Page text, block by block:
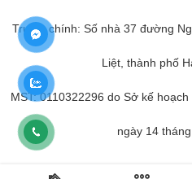
Trụ sở chính: Số nhà 37 đường
Liệt, thành phố
MST: 0110322296 do Sở kế
ngày 14